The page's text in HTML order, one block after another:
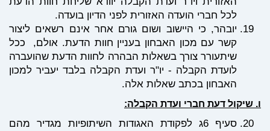
לכל חברי הועדה האזורית לפני הדיון בועדה.
יובהר, כי היישוב ושום גורם אחר אינם רשאים ליצור
קשר עם מכון האבחון בעניין חוות הדעת. אולם, ככל
שיתעורר צורך בשאלות הבהרה לחוות הדעת שהועברה
לועדת הקבלה - יו"ר ועדת הקבלה בלבד יעביר למכון
האבחון בכתב שאלות אלה.
דעת חברי ועדת הקבלה:
סעיף 6ג לפקודת האגודות השיתופיות מגדיר מהם